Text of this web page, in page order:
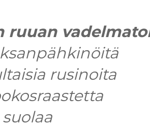
ruuan
rusinoita